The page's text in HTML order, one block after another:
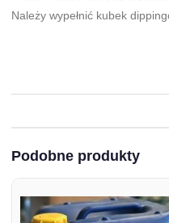
Należy wypełnić kubek
Podobne produkty